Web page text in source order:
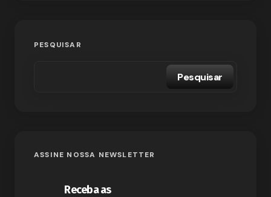
PESQUISAR
Pesquisar
ASSINE NOSSA NEWSLETTER
Receba as